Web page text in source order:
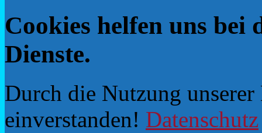
Cookies helfen uns bei
Dienste.
Durch die Nutzung
einverstanden! Datenschutz